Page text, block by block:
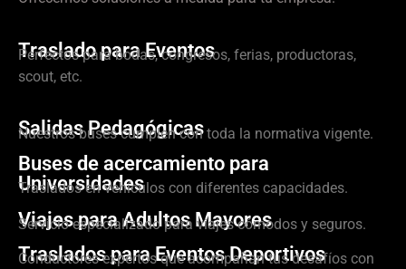
Traslado para Eventos
Perfectos para bodas, congresos, ferias, productoras,
scout, etc.
Salidas Pedagógicas
Nuestros buses cumplen con toda la normativa vigente.
Buses de acercamiento para
Universidades
Traslados en vehículos con diferentes capacidades.
Viajes para Adultos Mayores
Servicio especializado para viajes cómodos y seguros.
Traslados para Eventos Deportivos
Conductores expertos que acompañan tus desafíos con